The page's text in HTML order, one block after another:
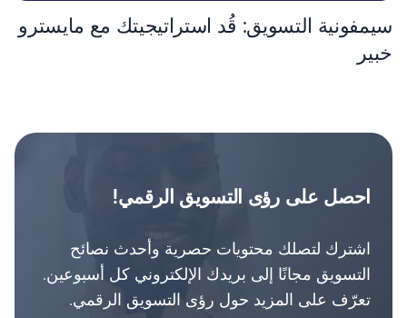
سيمفونية التسويق: قُد استراتيجيتك مع مايسترو
خبير
احصل على رؤى التسويق الرقمي!
اشترك لتصلك محتويات حصرية وأحدث نصائح
التسويق مجانًا إلى بريدك الإلكتروني كل أسبوعين.
تعرّف على المزيد حول رؤى التسويق الرقمي.